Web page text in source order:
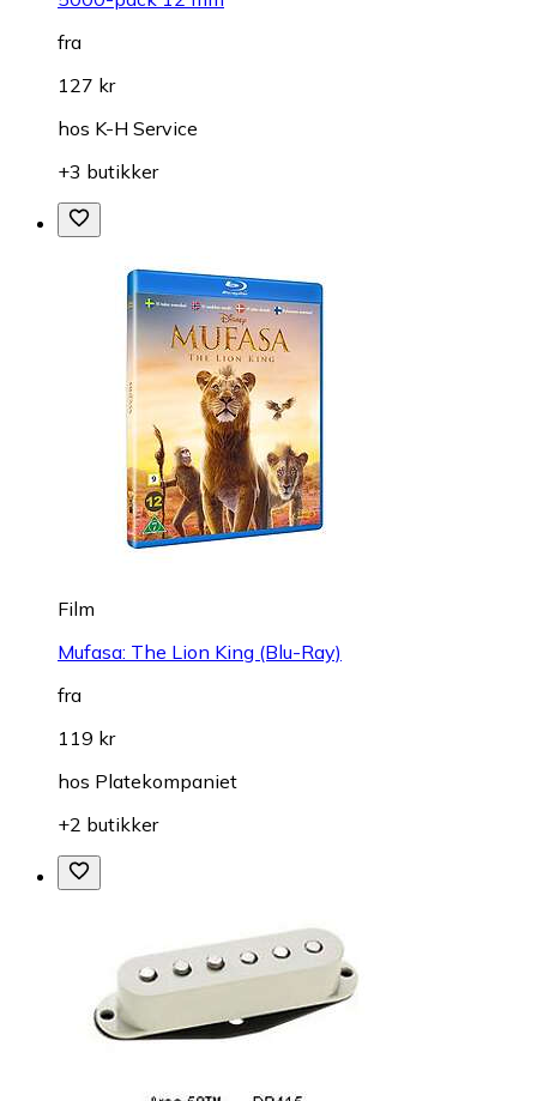
fra
127 kr
hos K-H Service
+3 butikker
Film
Mufasa: The Lion King (Blu-Ray)
fra
119 kr
hos Platekompaniet
+2 butikker